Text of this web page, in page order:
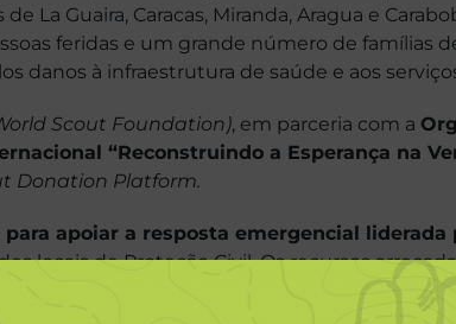
La Guaira, Caracas, Miranda, Aragua e
feridas e um grande número de famílias
danos à infraestrutura de saúde e aos
Scout Foundation), em parceria com a
“Reconstruindo a Esperança na
Donation Platform.
apoiar a resposta emergencial liderada
locais de Proteção Civil. Os recursos
atendimento médico em La Guaira,